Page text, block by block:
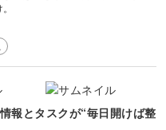
報とタスクが“毎日開けば整